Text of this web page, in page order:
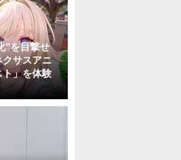
”を目撃せ
サスアニ
」を体験